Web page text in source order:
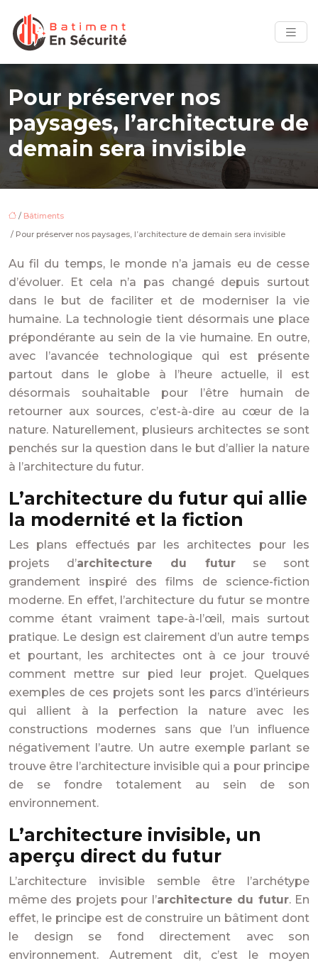
Pour préserver nos
paysages, l’architecture de
demain sera invisible
/ Bâtiments
/ Pour préserver nos paysages, l’architecture de demain sera invisible
Au fil du temps, le monde n’a jamais eu de cesse
d’évoluer. Et cela n’a pas changé depuis surtout
dans le but de faciliter et de moderniser la vie
humaine. La technologie tient désormais une place
prépondérante au sein de la vie humaine. En outre,
avec l’avancée technologique qui est présente
partout dans le globe à l’heure actuelle, il est
désormais souhaitable pour l’être humain de
retourner aux sources, c’est-à-dire au cœur de la
nature. Naturellement, plusieurs architectes se sont
penchés sur la question dans le but d’allier la nature
à l’architecture du futur.
L’architecture du futur qui allie
la modernité et la fiction
Les plans effectués par les architectes pour les
projets d’architecture du futurse sont
grandement inspiré des films de science-fiction
moderne. En effet, l’architecture du futur se montre
comme étant vraiment tape-à-l’œil, mais surtout
pratique. Le design est clairement d’un autre temps
et pourtant, les architectes ont à ce jour trouvé
comment mettre sur pied leur projet. Quelques
exemples de ces projets sont les parcs d’intérieurs
qui allient à la perfection la nature avec les
constructions modernes sans que l’un influence
négativement l’autre. Un autre exemple parlant se
trouve être l’architecture invisible qui a pour principe
de se fondre totalement au sein de son
environnement.
L’architecture invisible, un
aperçu direct du futur
L’architecture invisible semble être l’archétype
même des projets pour l’architecture du futur. En
effet, le principe est de construire un bâtiment dont
le design se fond directement avec son
environnement. Autrement dit, c’est le moyen